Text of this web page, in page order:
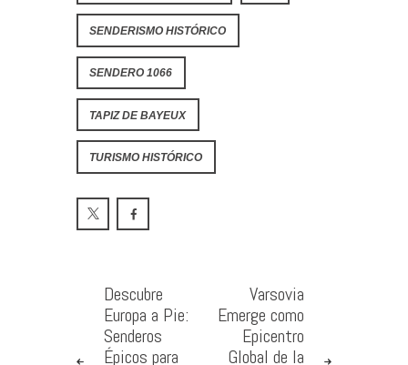
SENDERISMO HISTÓRICO
SENDERO 1066
TAPIZ DE BAYEUX
TURISMO HISTÓRICO
Descubre
Europa a Pie:
Senderos
Épicos para
Varsovia
Emerge como
Epicentro
Global de la